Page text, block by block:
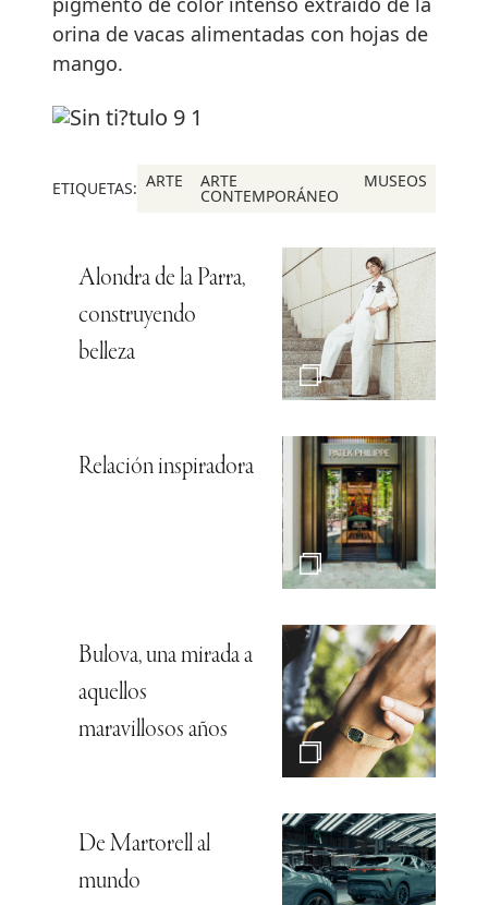
orina de vacas alimentadas con hojas de
mango.
ETIQUETAS: ARTE ARTE
CONTEMPORÁNEO
MUSEOS
Alondra de la Parra,
construyendo
belleza
Relación inspiradora
Bulova, una mirada a
aquellos
maravillosos años
De Martorell al
mundo